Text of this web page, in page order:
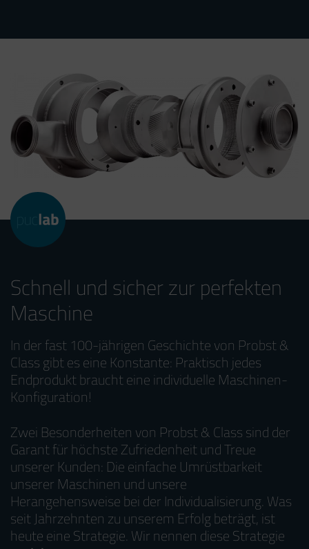
Schnell und sicher zur perfekten
Maschine
In der fast 100-jährigen Geschichte von Probst &
Class gibt es eine Konstante: Praktisch jedes
Endprodukt braucht eine individuelle Maschinen-
Konfiguration!
Zwei Besonderheiten von Probst & Class sind der
Garant für höchste Zufriedenheit und Treue
unserer Kunden: Die einfache Umrüstbarkeit
unserer Maschinen und unsere
Herangehensweise bei der Individualisierung. Was
seit Jahrzehnten zu unserem Erfolg beträgt, ist
heute eine Strategie. Wir nennen diese Strategie